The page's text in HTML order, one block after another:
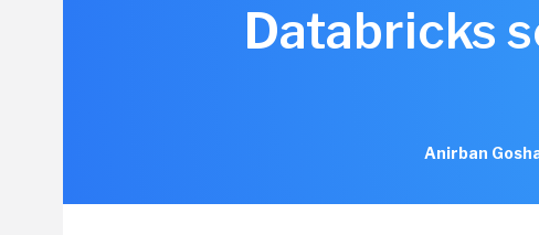
Databricks
Anirban